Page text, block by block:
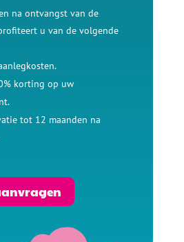
na ontvangst van de
u van de volgende
korting op uw
tot 12 maanden na